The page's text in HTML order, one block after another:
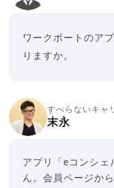
ワークポートのア
りますか。
すべらないキャ
末永
アプリ「eコンシェ
ん。会員ページか